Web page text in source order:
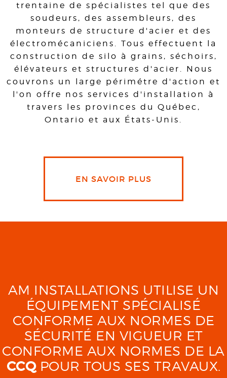
trentaine de spécialistes tel que des
soudeurs, des assembleurs, des
monteurs de structure d'acier et des
électromécaniciens. Tous effectuent la
construction de silo à grains, séchoirs,
élévateurs et structures d'acier. Nous
couvrons un large périmétre d'action et
l'on offre nos services d'installation à
travers les provinces du Québec,
Ontario et aux États-Unis.
EN SAVOIR PLUS
AM INSTALLATIONS UTILISE UN
ÉQUIPEMENT SPÉCIALISÉ
CONFORME AUX NORMES DE
SÉCURITÉ EN VIGUEUR ET
CONFORME AUX NORMES DE LA
CCQPOUR TOUS SES TRAVAUX.